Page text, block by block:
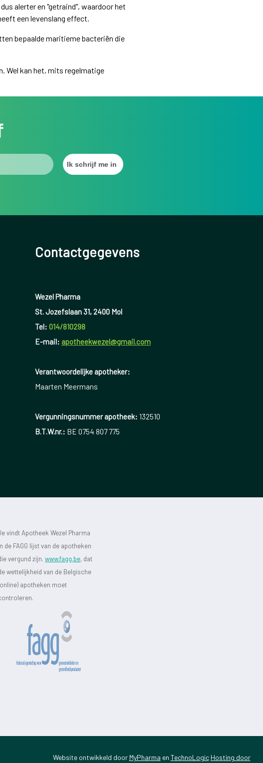
alerter en "getraind", waardoor het
een levenslang effect.
bepaalde maritieme bacteriën die
Wel kan het, mits regelmatige
Contactgegevens
Wezel Pharma
St. Jozefslaan 31, 2400 Mol
Tel: 014/810298
E-mail: apotheekwezel@gmail.com
Verantwoordelijke apotheker:
Maarten Meermans
Vergunningsnummer apotheek: 132510
B.T.W.nr.: BE 0754 807 775
vindt Apotheek Wezel Pharma
de FAGG lijst van de apotheken
vergund zijn.www.fagg.be, dat
wettelijkheid van de Belgische
apotheken moet
Website ontwikkeld door MyPharma en TechnoLogic Hosting door